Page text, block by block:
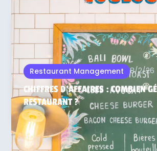
Restaurant Management 8/2/26
CHIFFRES D'AFFAIRES : COMBIEN
RESTAURANT ?